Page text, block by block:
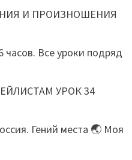
И ПРОИЗНОШЕНИЯ
часов. Все уроки подряд
УРОК 34
Гений места 🌏 Моя